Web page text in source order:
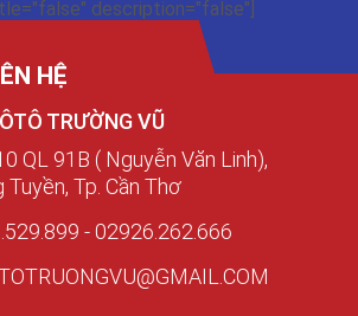
description="false"]
HỆ
TRƯỜNG VŨ
QL 91B ( Nguyễn Văn Linh),
Tp. Cần Thơ
- 02926.262.666